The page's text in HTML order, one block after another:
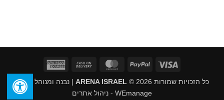
Visa
PayPal
MasterCard
Cash
Delivery
Express
כל הזכויות שמורות 2026 ©
ARENA ISRAEL | נבנה ומנוהל על ידי
WEmanage - ניהול אתרים